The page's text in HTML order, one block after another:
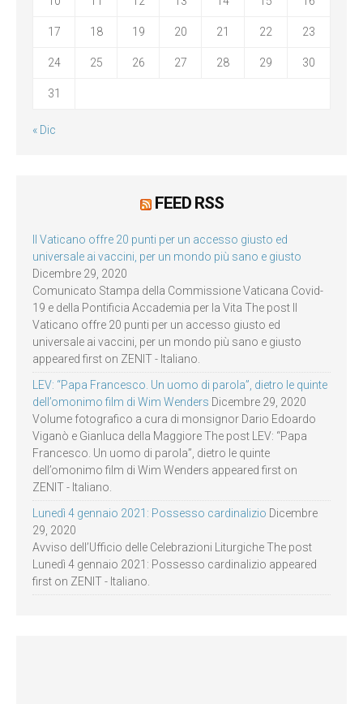
17 18 19 20 21 22 23
24 25 26 27 28 29 30
31
« Dic
FEED RSS
Il Vaticano offre 20 punti per un accesso giusto ed
universale ai vaccini, per un mondo più sano e giusto
Dicembre 29, 2020
Comunicato Stampa della Commissione Vaticana Covid-
19 e della Pontificia Accademia per la Vita The post Il
Vaticano offre 20 punti per un accesso giusto ed
universale ai vaccini, per un mondo più sano e giusto
appeared first on ZENIT - Italiano.
LEV: “Papa Francesco. Un uomo di parola”, dietro le quinte
dell’omonimo film di Wim Wenders Dicembre 29, 2020
Volume fotografico a cura di monsignor Dario Edoardo
Viganò e Gianluca della Maggiore The post LEV: “Papa
Francesco. Un uomo di parola”, dietro le quinte
dell’omonimo film di Wim Wenders appeared first on
ZENIT - Italiano.
Lunedì 4 gennaio 2021: Possesso cardinalizio Dicembre
29, 2020
Avviso dell’Ufficio delle Celebrazioni Liturgiche The post
Lunedì 4 gennaio 2021: Possesso cardinalizio appeared
first on ZENIT - Italiano.